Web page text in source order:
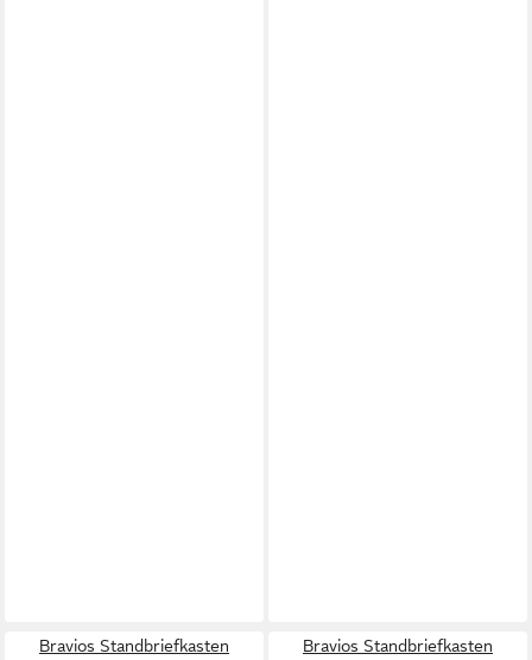
Bravios Standbriefkasten
Bravios Standbriefkasten